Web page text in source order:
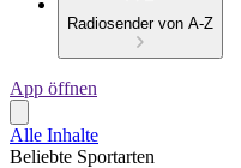
Radiosender von A-Z
App öffnen
Alle Inhalte
Beliebte Sportarten